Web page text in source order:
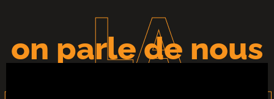
LA
on parle de nous